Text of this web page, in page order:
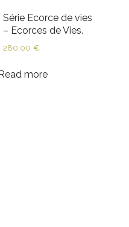
Série Ecorce de vies
– Ecorces de Vies.
280,00 €
more